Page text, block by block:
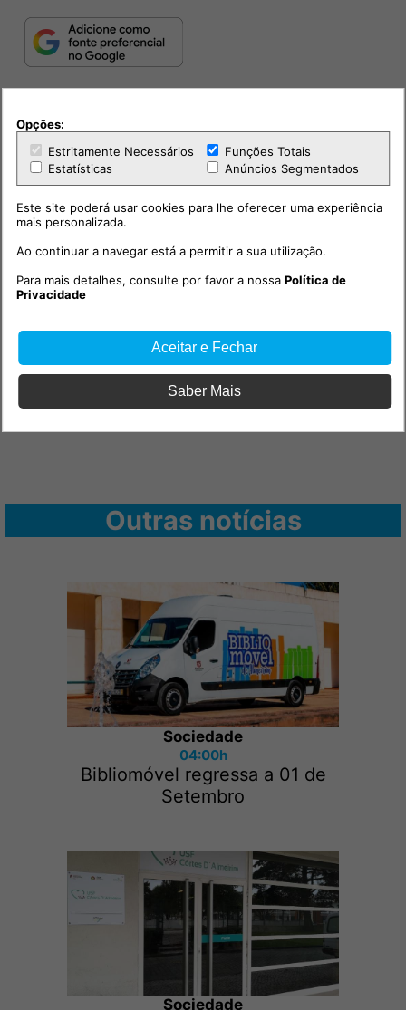
PUB
Outras notícias
Sociedade
04:00h
Bibliomóvel regressa a 01 de
Setembro
Sociedade
Opções:
Estritamente Necessários
Funções Totais
Estatísticas
Anúncios Segmentados
Este site poderá usar cookies para lhe oferecer uma experiência
mais personalizada.
Ao continuar a navegar está a permitir a sua utilização.
Para mais detalhes, consulte por favor a nossaPolítica de
Privacidade
Aceitar e Fechar
Saber Mais